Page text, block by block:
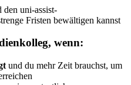
den uni-assist-
Fristen bewältigen kannst
wenn:
und du mehr Zeit brauchst, um